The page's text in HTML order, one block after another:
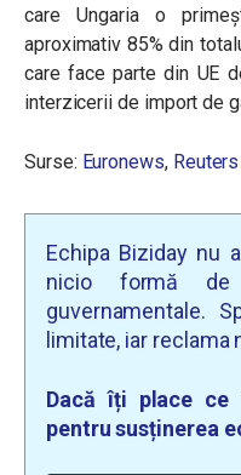
care Ungaria o
aproximativ 85% din
care face parte din UE
interzicerii de import de
Surse: Euronews, Reuters
Echipa Biziday nu
nicio formă de
guvernamentale.
limitate, iar reclama
Dacă îți place
pentru susținerea